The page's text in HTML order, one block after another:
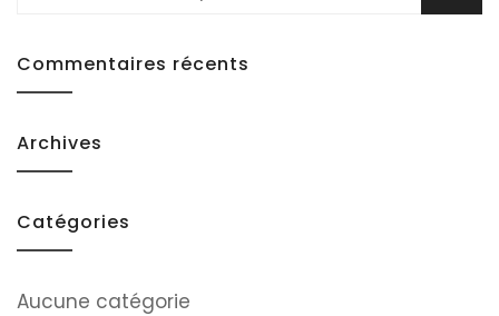
Commentaires récents
Archives
Catégories
Aucune catégorie